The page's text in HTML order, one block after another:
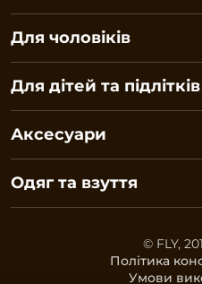
Для чоловіків
Для дітей та підлітків
Аксесуари
Одяг та взуття
© FLY,
Політика
Умови